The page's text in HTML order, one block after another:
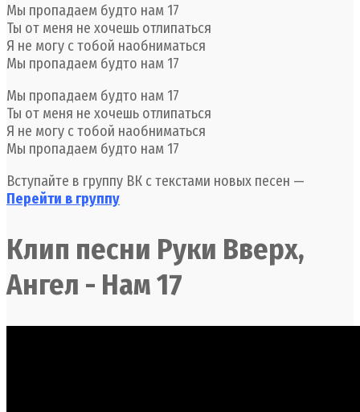
Мы пропадаем будто нам 17
Ты от меня не хочешь отлипаться
Я не могу с тобой наобниматься
Мы пропадаем будто нам 17
Мы пропадаем будто нам 17
Ты от меня не хочешь отлипаться
Я не могу с тобой наобниматься
Мы пропадаем будто нам 17
Вступайте в группу ВК с текстами новых песен —
Перейти в группу
Клип песни Руки Вверх,
Ангел - Нам 17